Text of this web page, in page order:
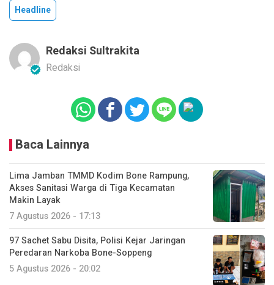
Headline
Redaksi Sultrakita
Redaksi
Baca Lainnya
Lima Jamban TMMD Kodim Bone Rampung,
Akses Sanitasi Warga di Tiga Kecamatan
Makin Layak
7 Agustus 2026 - 17:13
97 Sachet Sabu Disita, Polisi Kejar Jaringan
Peredaran Narkoba Bone-Soppeng
5 Agustus 2026 - 20:02